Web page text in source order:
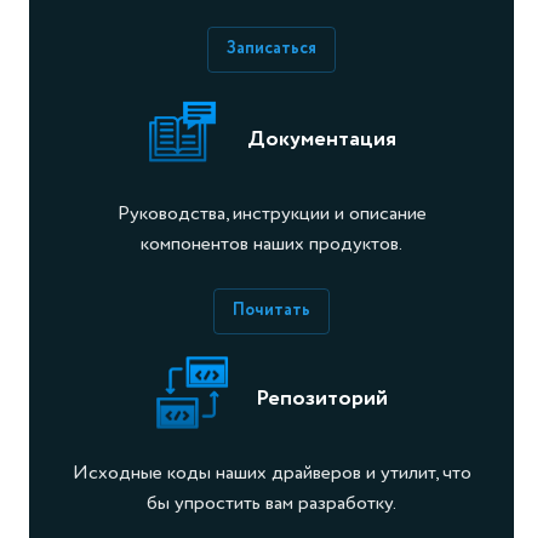
Записаться
Документация
Руководства, инструкции и описание
компонентов наших продуктов.
Почитать
Репозиторий
Исходные коды наших драйверов и утилит, что
бы упростить вам разработку.